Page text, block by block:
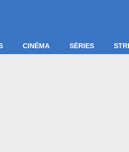
CINÉMA SÉRIES